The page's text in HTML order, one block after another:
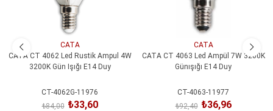
CATA
CATA CT 4062 Led Rustik Ampul 4W
3200K Gün Işığı E14 Duy
CT-4062G-11976
₺33,60
₺84,00
CATA
CATA CT 4063 Led Ampül 7W 3200K
Günışığı E14 Duy
CT-4063-11977
₺36,96
₺92,40